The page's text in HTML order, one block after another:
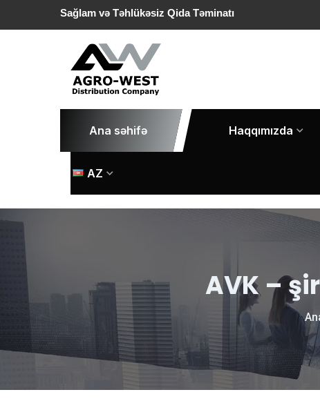
Sağlam və Təhlükəsiz Qida Təminatı
Ana səhifə Haqqımızda
AZ
AVK –